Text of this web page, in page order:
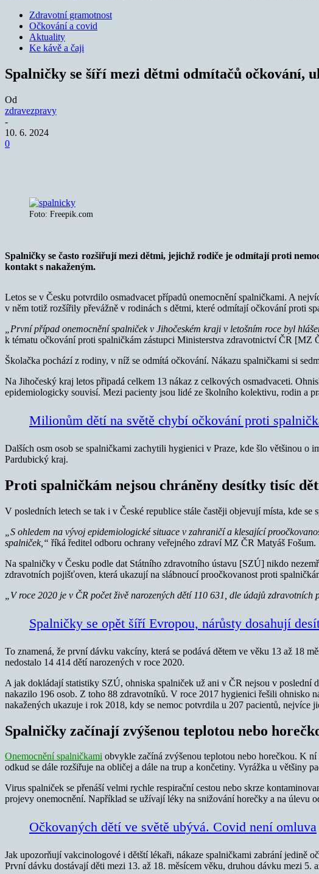
Zdravotní gramotnost
Očkování a covid
Aktuality
Ke kávě a čaji
Spalničky se šíří mezi dětmi odmítačů očkování,
Od
zdravezpravy
-
10. 6. 2024
0
Foto: Freepik.com
Spalničky se často rozšiřují mezi dětmi, jejichž rodiče je odmítají proti
kontakt s nakaženým.
Letos se v Česku potvrdilo osmadvacet případů onemocnění spalničkami. A
v něm totiž rozšířily převážně v rodinách s dětmi, které odmítají očkování proti
„První případ onemocnění spalniček v Jihočeském kraji v letošním roce byl
k tématu očkování proti spalničkám zástupci Ministerstva zdravotnictví ČR [MZ
Školačka pochází z rodiny, v níž se odmítá očkování. Nákazu spalničkami si
Na Jihočeský kraj letos připadá celkem 13 nákaz z celkových osmadvaceti.
epidemiologicky souvisí. Mezi pacienty jsou lidé ze školního kolektivu, rodin a
Milionům dětí na světě chybí očkování proti
Dalších osm osob se spalničkami zachytili hygienici v Praze, kde šlo většinou o
Pardubický kraj.
Proti spalničkám nejsou chráněny desítky tisíc
V posledních letech se tak i v České republice stále častěji objevují místa, kde
„S ohledem na vývoj epidemiologické situace v zahraničí a klesající
spalniček,“ říká ředitel odboru ochrany veřejného zdraví MZ ČR Matyáš Fošum.
Na spalničky v Česku podle dat Státního zdravotního ústavu [SZÚ] nikdo
zdravotních pojišťoven, která ukazují na slábnoucí proočkovanost proti
„V roce 2020 je v ČR počet živě narozených dětí 110 631, dle údajů
Spalničky se opět šíří Evropou, nárůsty dosahují
To znamená, že první dávku vakcíny, která se podává dětem ve věku 13 až 18
nedostalo 14 414 dětí narozených v roce 2020.
A jak dokládají statistiky SZÚ, ohniska spalniček už ani v ČR nejsou v
nakazilo 196 osob. Z toho 88 zdravotníků. V roce 2017 hygienici řešili ohnisko
nakažených ukazuje i rok 2018, kdy se nemoc potvrdila u 207 pacientů,
Spalničky začínají zvýšenou teplotou nebo
Onemocnění spalničkami obvykle začíná zvýšenou teplotou nebo horečkou. K
odkud se dále rozšiřuje na obličej a dále na trup a končetiny. Vyrážka u většiny
Virus spalniček se přenáší velmi rychle respirační cestou nebo skrze
projevy onemocnění. Například se užívají léky na snižování horečky a na úlevu
Očkovaných dětí ve světě ubývá. Covid není omluva
Jak upozorňují vakcinologové i dětští lékaři, nákaze spalničkami zabrání jedině
První dávku dostávají děti mezi 13. až 18. měsícem věku, druhou dávku mezi 5.